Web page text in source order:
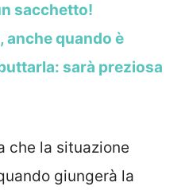
sacchetto!
anche quando è
sarà preziosa
che la situazione
giungerà la